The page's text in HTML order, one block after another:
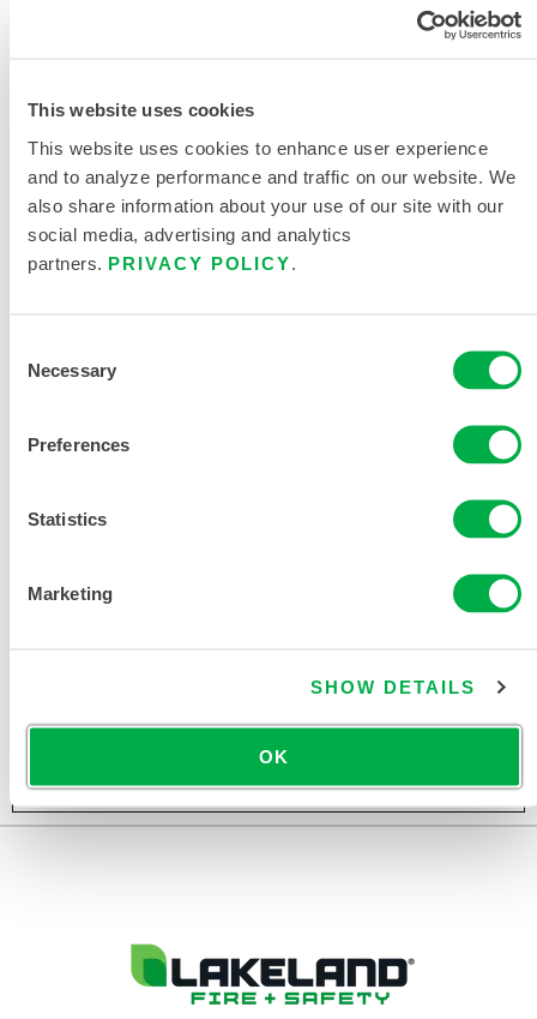
This website uses cookies
This website uses cookies to enhance user experience
and to analyze performance and traffic on our website. We
also share information about your use of our site with our
social media, advertising and analytics
partners. PRIVACY POLICY
Selection
Necessary
Preferences
Statistics
Marketing
SHOW DETAILS
OK
改您的区域。
此产品通常不在您所在的区域销售。您可以在页面顶部更
改您的区域。
MICROMAX® NS 麦克斯凉爽款连体服
COL412